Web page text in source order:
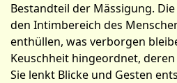
Bestandteil der Mässigung.
den Intimbereich des
enthüllen, was verborgen
Keusch­heit hingeordnet,
Sie lenkt Blicke und Gesten